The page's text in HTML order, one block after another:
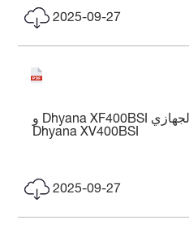
2025-09-27
المواصفات الفنية لجهازي Dhyana XF400BSI و
Dhyana XV400BSI
2025-09-27